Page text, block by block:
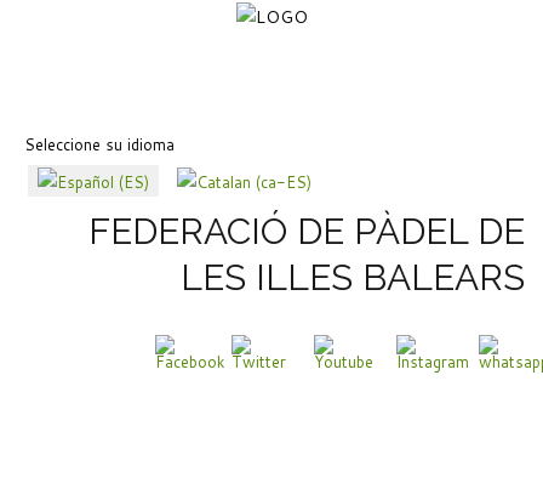
Seleccione su idioma
FEDERACIÓ DE PÀDEL DE
LES ILLES BALEARS